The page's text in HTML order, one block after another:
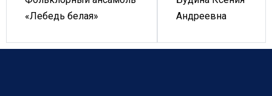
«Лебедь белая»
Андреевна